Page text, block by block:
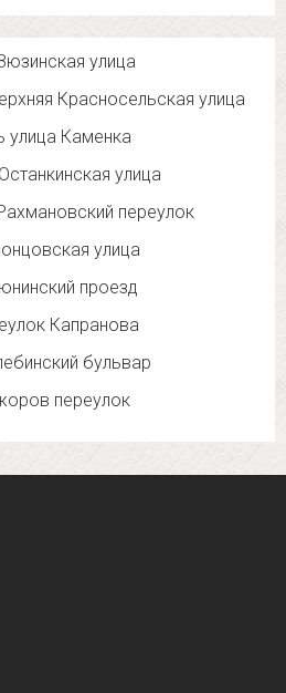
улица
Красносельская улица
Каменка
улица
переулок
улица
проезд
Капранова
бульвар
переулок